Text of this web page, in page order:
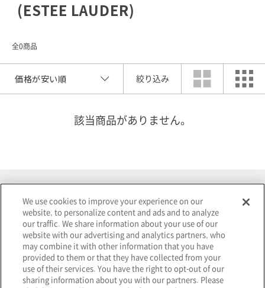
(ESTEE LAUDER)
全0商品
絞り込み
該当商品がありません。
選択を解除する
We use cookies to improve your experience on our
website, to personalize content and ads and to analyze
our traffic. We share information about your use of our
website with our advertising and analytics partners, who
may combine it with other information that you have
provided to them or that they have collected from your
use of their services. You have the right to opt-out of our
sharing information about you with our partners. Please